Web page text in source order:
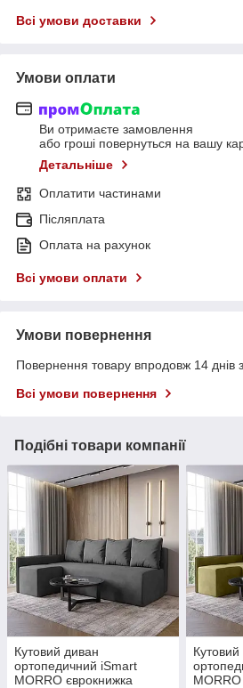
Всі умови доставки
Умови оплати
Ви отримаєте замовлення
або гроші повернуться на вашу
Детальніше
Оплатити частинами
Післяплата
Оплата на рахунок
Всі умови оплати
Умови повернення
Повернення товару впродовж 14 днів
Всі умови повернення
Подібні товари компанії
Кутовий диван
ортопедичний iSmart
MORRO єврокнижка